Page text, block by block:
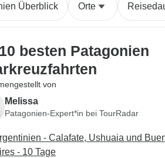
Überblick Orte
besten Patagonien
von
Melissa
Patagonien-Expert*in bei TourRadar
- Calafate, Ushuaia und
- 10 Tage